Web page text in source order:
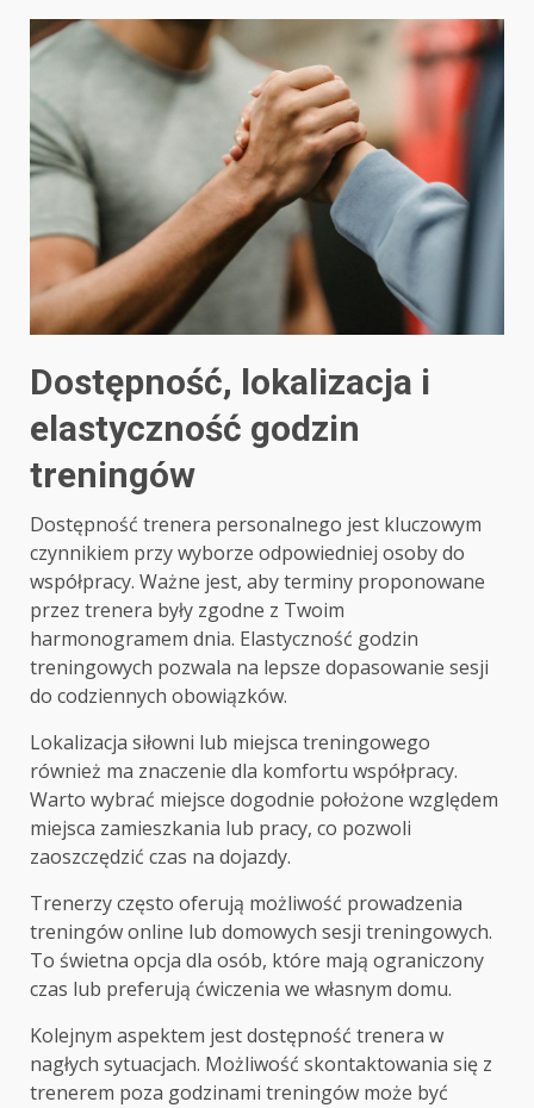
Dostępność, lokalizacja i
elastyczność godzin
treningów
Dostępność trenera personalnego jest kluczowym
czynnikiem przy wyborze odpowiedniej osoby do
współpracy. Ważne jest, aby terminy proponowane
przez trenera były zgodne z Twoim
harmonogramem dnia. Elastyczność godzin
treningowych pozwala na lepsze dopasowanie sesji
do codziennych obowiązków.
Lokalizacja siłowni lub miejsca treningowego
również ma znaczenie dla komfortu współpracy.
Warto wybrać miejsce dogodnie położone względem
miejsca zamieszkania lub pracy, co pozwoli
zaoszczędzić czas na dojazdy.
Trenerzy często oferują możliwość prowadzenia
treningów online lub domowych sesji treningowych.
To świetna opcja dla osób, które mają ograniczony
czas lub preferują ćwiczenia we własnym domu.
Kolejnym aspektem jest dostępność trenera w
nagłych sytuacjach. Możliwość skontaktowania się z
trenerem poza godzinami treningów może być